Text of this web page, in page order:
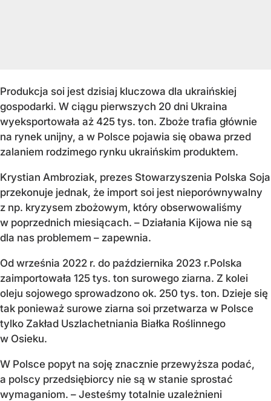
Produkcja soi jest dzisiaj kluczowa dla ukraińskiej
gospodarki. W ciągu pierwszych 20 dni Ukraina
wyeksportowała aż 425 tys. ton. Zboże trafia głównie
na rynek unijny, a w Polsce pojawia się obawa przed
zalaniem rodzimego rynku ukraińskim produktem.
Krystian Ambroziak, prezes Stowarzyszenia Polska Soja
przekonuje jednak, że import soi jest nieporównywalny
z np. kryzysem zbożowym, który obserwowaliśmy
w poprzednich miesiącach. – Działania Kijowa nie są
dla nas problemem – zapewnia.
Od września 2022 r. do października 2023 r.Polska
zaimportowała 125 tys. ton surowego ziarna. Z kolei
oleju sojowego sprowadzono ok. 250 tys. ton. Dzieje się
tak ponieważ surowe ziarna soi przetwarza w Polsce
tylko Zakład Uszlachetniania Białka Roślinnego
w Osieku.
W Polsce popyt na soję znacznie przewyższa podać,
a polscy przedsiębiorcy nie są w stanie sprostać
wymaganiom. – Jesteśmy totalnie uzależnieni